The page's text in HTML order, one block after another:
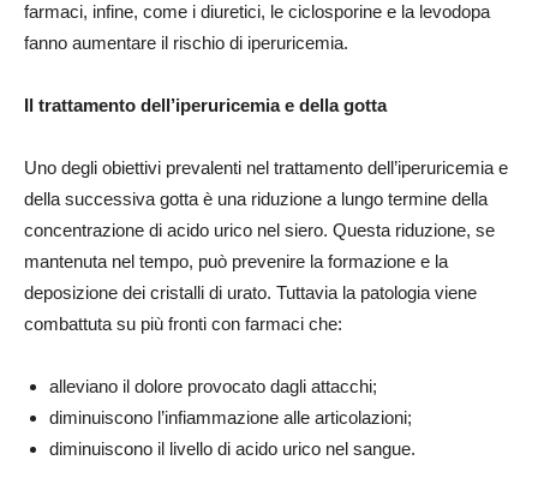
farmaci, infine, come i diuretici, le ciclosporine e la levodopa
fanno aumentare il rischio di iperuricemia.
Il trattamento dell’iperuricemia e della gotta
Uno degli obiettivi prevalenti nel trattamento dell’iperuricemia e
della successiva gotta è una riduzione a lungo termine della
concentrazione di acido urico nel siero. Questa riduzione, se
mantenuta nel tempo, può prevenire la formazione e la
deposizione dei cristalli di urato. Tuttavia la patologia viene
combattuta su più fronti con farmaci che:
alleviano il dolore provocato dagli attacchi;
diminuiscono l’infiammazione alle articolazioni;
diminuiscono il livello di acido urico nel sangue.